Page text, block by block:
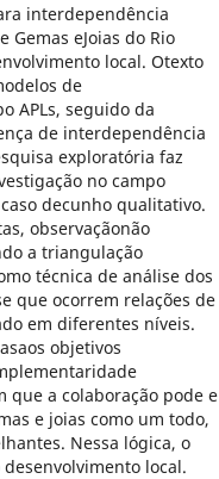
interdependência
Gemas eJoias do Rio
local. Otexto
de
APLs, seguido da
de interdependência
exploratória faz
no campo
decunho qualitativo.
observaçãonão
a triangulação
técnica de análise dos
que ocorrem relações de
em diferentes níveis.
objetivos
que a colaboração pode e
e joias como um todo,
Nessa lógica, o
local.